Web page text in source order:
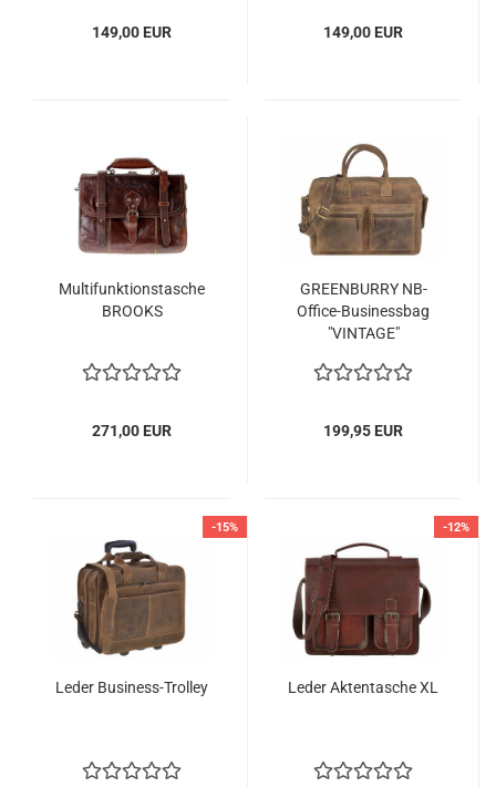
149,00 EUR 149,00 EUR
Multifunktionstasche
BROOKS
271,00 EUR
GREENBURRY NB-
Office-Businessbag
"VINTAGE"
199,95 EUR
-15%
Leder Business-Trolley
-12%
Leder Aktentasche XL